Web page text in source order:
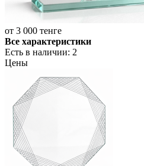
от 3 000 тенге
Все характеристики
Есть в наличии: 2
Цены